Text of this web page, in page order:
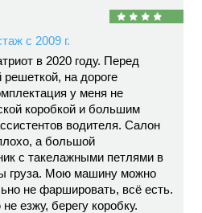
с 2009 г.
в 2020 году. Перед
на дороге
у меня не
коробкой и большим
водителя. Салон
а большой
с такелажными петлями в
груза. Мою машину можно
не фаршировать, всё есть.
езжу, берегу коробку.